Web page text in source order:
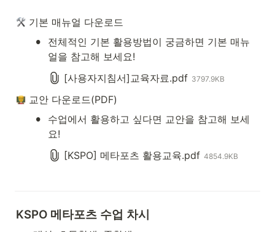
기본 매뉴얼 다운로드
•
전체적인 기본 활용방법이 궁금하면 기본 매뉴
얼을 참고해 보세요!
[사용자지침서]교육자료.pdf 3797.9KB
교안 다운로드(PDF)
•
수업에서 활용하고 싶다면 교안을 참고해 보세
요!
[KSPO] 메타포츠 활용교육.pdf 4854.9KB
KSPO 메타포츠 수업 차시